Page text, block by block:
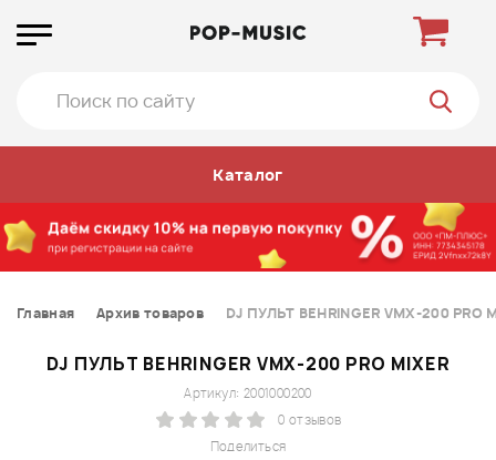
Каталог
Главная Архив товаров DJ ПУЛЬТ BEHRINGER VMX-200 PRO
DJ ПУЛЬТ BEHRINGER VMX-200 PRO MIXER
Поделиться
Артикул: 2001000200
0 отзывов